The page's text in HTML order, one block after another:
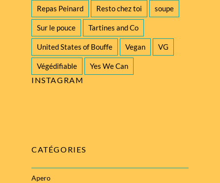
Repas Peinard Resto chez toi soupe
Sur le pouce Tartines and Co
United States of Bouffe Vegan VG
Végédifiable Yes We Can
INSTAGRAM
CATÉGORIES
Apero